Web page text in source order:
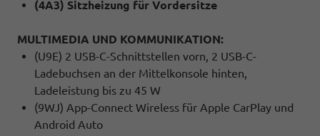
(4A3) Sitzheizung für Vordersitze
MULTIMEDIA UND KOMMUNIKATION:
(U9E) 2 USB-C-Schnittstellen vorn, 2 USB-C-
Ladebuchsen an der Mittelkonsole hinten,
Ladeleistung bis zu 45 W
(9WJ) App-Connect Wireless für Apple CarPlay und
Android Auto